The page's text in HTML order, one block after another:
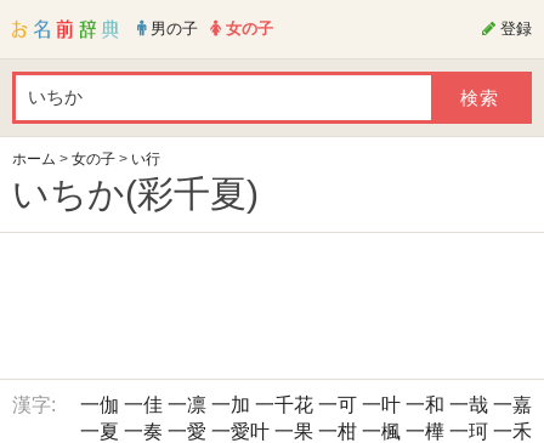
男の子 女の子 登録
ホーム > 女の子 > い行
いちか(彩千夏)
漢字: 一伽 一佳 一凛 一加 一千花 一可 一叶 一和 一哉 一嘉
一夏 一奏 一愛 一愛叶 一果 一柑 一楓 一樺 一珂 一禾